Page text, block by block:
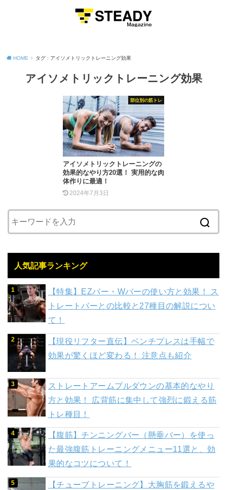
HOME タグ : アイソメトリックトレーニング効果
アイソメトリックトレーニング効果
部位別の筋トレ
アイソメトリックトレーニングの
効果的なやり方20選！ 実用的な肉
体作りに最適！
2024年7月3日
人気記事ランキング
【特集】EZバー・Wバーの使い方と効果！ ス
トレートバーとの比較と27種目の解説につい
て！
【現役リフター直伝】ベンチプレスは手幅で
効果が驚くほど変わる！ 注意点も紹介
ストレートアームプルダウンの基本的なやり
方と効果！ 広背筋に集中して強烈に鍛える筋
トレ種目！
【腹筋】チンニングバー（懸垂バー）を使っ
た最強腹筋トレーニングメニュー11選と、効
果的なコツについて！
【チューブトレーニング】大胸筋を鍛えるや